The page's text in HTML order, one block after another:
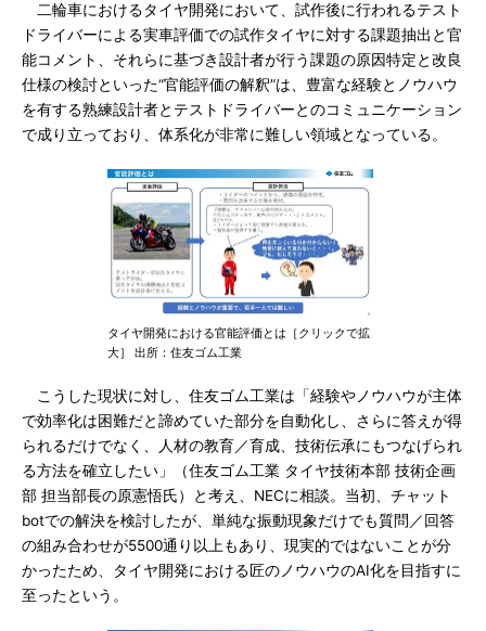
二輪車におけるタイヤ開発において、試作後に行われるテスト
ドライバーによる実車評価での試作タイヤに対する課題抽出と官
能コメント、それらに基づき設計者が行う課題の原因特定と改良
仕様の検討といった“官能評価の解釈”は、豊富な経験とノウハウ
を有する熟練設計者とテストドライバーとのコミュニケーション
で成り立っており、体系化が非常に難しい領域となっている。
タイヤ開発における官能評価とは［クリックで拡
大］ 出所：住友ゴム工業
こうした現状に対し、住友ゴム工業は「経験やノウハウが主体
で効率化は困難だと諦めていた部分を自動化し、さらに答えが得
られるだけでなく、人材の教育／育成、技術伝承にもつなげられ
る方法を確立したい」（住友ゴム工業 タイヤ技術本部 技術企画
部 担当部長の原憲悟氏）と考え、NECに相談。当初、チャット
botでの解決を検討したが、単純な振動現象だけでも質問／回答
の組み合わせが5500通り以上もあり、現実的ではないことが分
かったため、タイヤ開発における匠のノウハウのAI化を目指すに
至ったという。